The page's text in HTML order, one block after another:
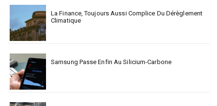
La Finance, Toujours Aussi Complice Du Dérèglement
Climatique
Samsung Passe Enfin Au Silicium-Carbone